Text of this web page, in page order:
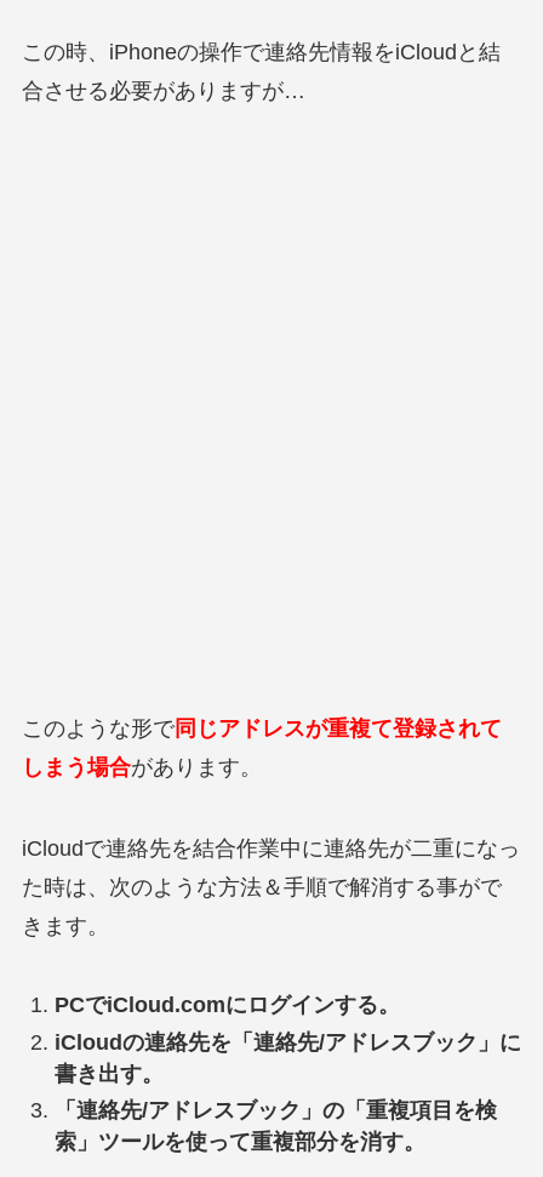
この時、iPhoneの操作で連絡先情報をiCloudと結
合させる必要がありますが…
このような形で同じアドレスが重複て登録されて
しまう場合があります。
iCloudで連絡先を結合作業中に連絡先が二重になっ
た時は、次のような方法＆手順で解消する事がで
きます。
PCでiCloud.comにログインする。
iCloudの連絡先を「連絡先/アドレスブック」に
書き出す。
「連絡先/アドレスブック」の「重複項目を検
索」ツールを使って重複部分を消す。